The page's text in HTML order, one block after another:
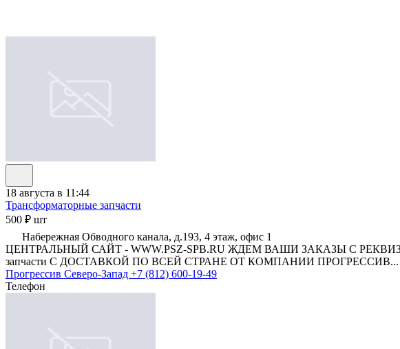
18 августа в 11:44
Трансформаторные запчасти
500 ₽ шт
Набережная Обводного канала, д.193, 4 этаж, офис 1
ЦЕНТРАЛЬНЫЙ САЙТ - WWW.PSZ-SPB.RU ЖДЕМ ВАШИ ЗАКАЗЫ С
запчасти С ДОСТАВКОЙ ПО ВСЕЙ СТРАНЕ ОТ КОМПАНИИ ПРОГРЕССИВ...
Прогрессив Северо-Запад +7 (812) 600-19-49
Телефон